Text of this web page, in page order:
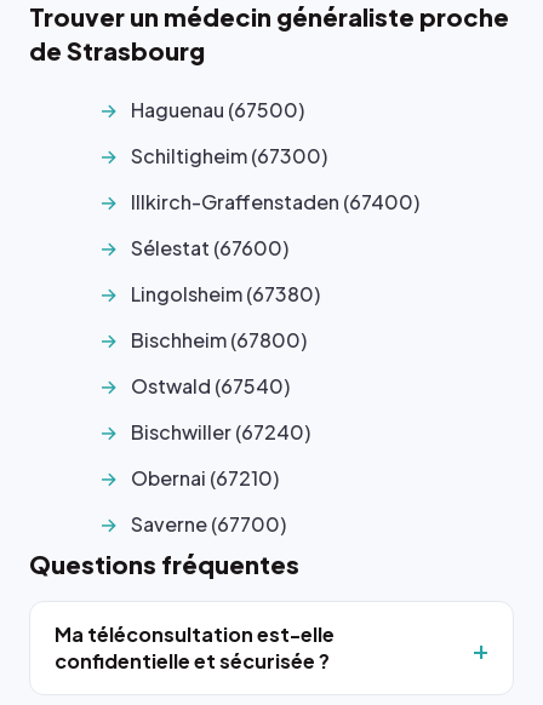
Trouver un médecin généraliste proche
de Strasbourg
Haguenau (67500)
Schiltigheim (67300)
Illkirch-Graffenstaden (67400)
Sélestat (67600)
Lingolsheim (67380)
Bischheim (67800)
Ostwald (67540)
Bischwiller (67240)
Obernai (67210)
Saverne (67700)
Questions fréquentes
Ma téléconsultation est-elle
confidentielle et sécurisée ?